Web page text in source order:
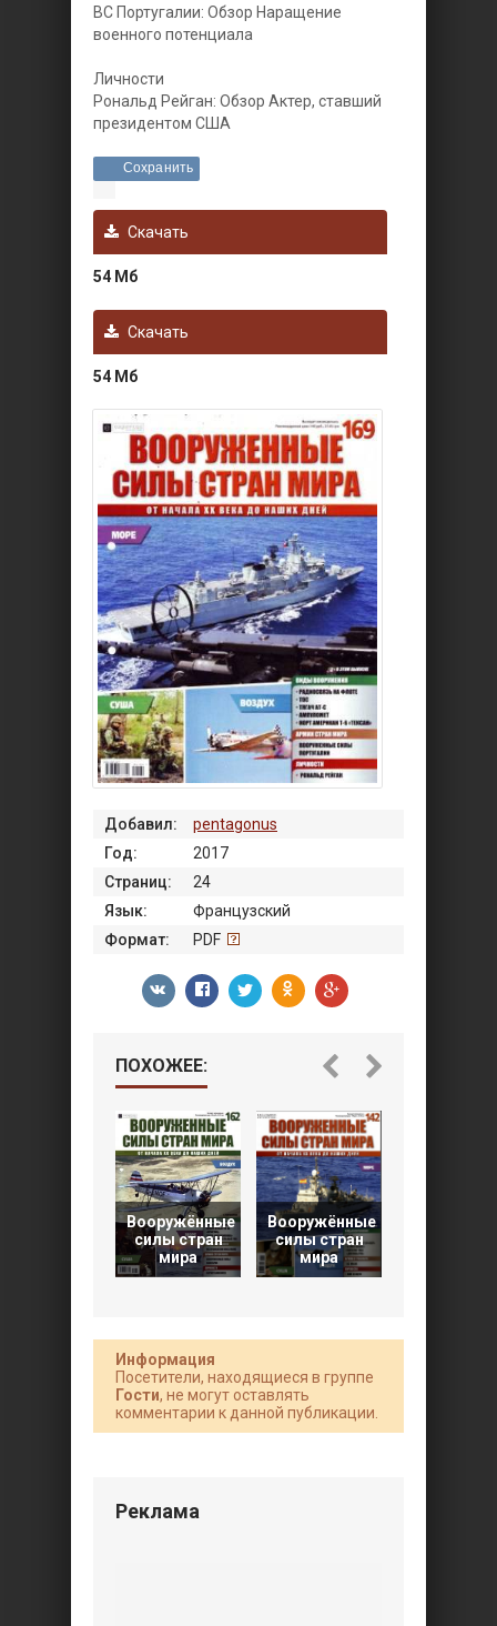
ВС Португалии: Обзор Наращение
военного потенциала
Личности
Рональд Рейган: Обзор Актер, ставший
президентом США
Сохранить
Скачать
54 Мб
Скачать
54 Мб
Добавил:
pentagonus
Год:
2017
Страниц:
24
Язык:
Французский
Формат:
PDF
ПОХОЖЕЕ:
Вооружённые
силы стран
мира
Вооружённые
силы стран
мира
Информация
Посетители, находящиеся в группе
Гости, не могут оставлять
комментарии к данной публикации.
Реклама